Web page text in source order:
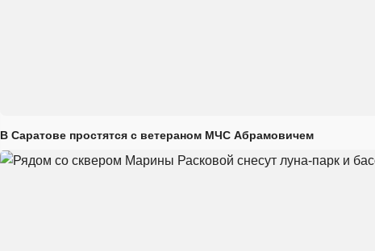
В Саратове простятся с ветераном МЧС Абрамовичем